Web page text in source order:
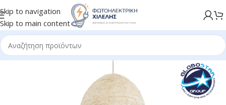
Skip to navigation
Skip to main content